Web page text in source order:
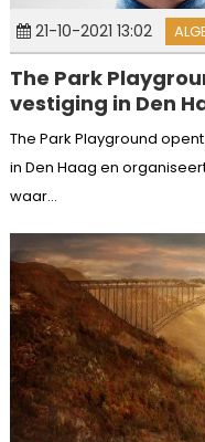
21-10-2021 13:02
The Park
vestiging in Den
The Park Playground
in Den Haag en
waar...